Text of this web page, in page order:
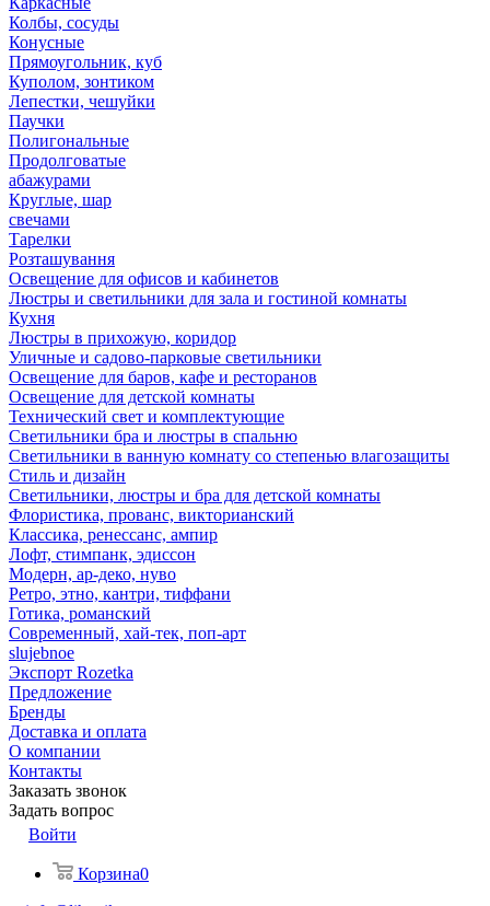
Колбы, сосуды
Конусные
Прямоугольник, куб
Куполом, зонтиком
Лепестки, чешуйки
Паучки
Полигональные
Продолговатые
абажурами
Круглые, шар
свечами
Тарелки
Розташування
Освещение для офисов и кабинетов
Люстры и светильники для зала и гостиной комнаты
Кухня
Люстры в прихожую, коридор
Уличные и садово-парковые светильники
Освещение для баров, кафе и ресторанов
Освещение для детской комнаты
Технический свет и комплектующие
Светильники бра и люстры в спальню
Светильники в ванную комнату со степенью влагозащиты
Стиль и дизайн
Светильники, люстры и бра для детской комнаты
Флористика, прованс, викторианский
Классика, ренессанс, ампир
Лофт, стимпанк, эдиссон
Модерн, ар-деко, нуво
Ретро, этно, кантри, тиффани
Готика, романский
Современный, хай-тек, поп-арт
slujebnoe
Экспорт Rozetka
Предложение
Бренды
Доставка и оплата
О компании
Контакты
Заказать звонок
Задать вопрос
Войти
Корзина0